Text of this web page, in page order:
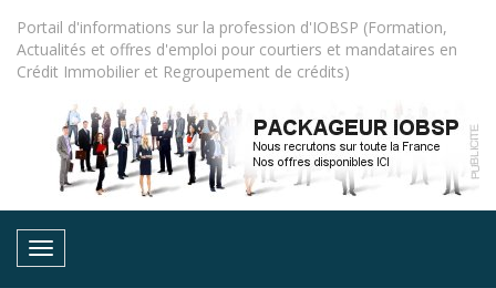
Portail d'informations sur la profession d'IOBSP (Formation,
Actualités et offres d'emploi pour courtiers et mandataires en
Crédit Immobilier et Regroupement de crédits)
Toggle navigation